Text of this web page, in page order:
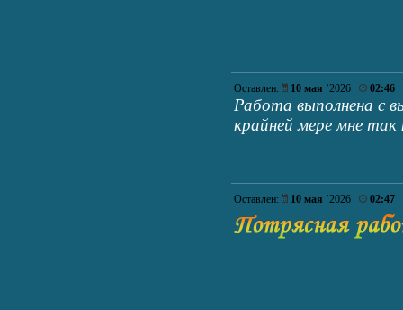
Оставлен: 10 мая ’2026 02:46
Работа выполнена с
крайней мере мне
Оставлен: 10 мая ’2026 02:47